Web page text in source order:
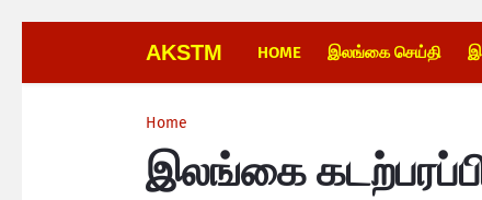
AKSTM HOME இலங்கை செய்தி
Home
இலங்கை